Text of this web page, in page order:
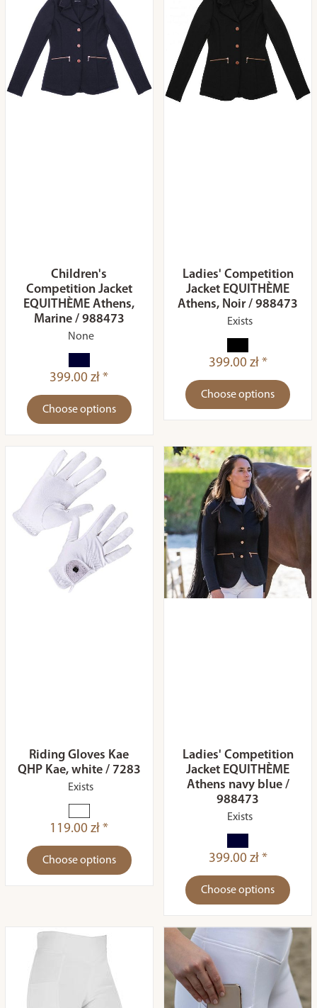
Children's
Competition Jacket
EQUITHÈME Athens,
Marine / 988473
None
399.00 zł *
Choose options
Ladies' Competition
Jacket EQUITHÈME
Athens, Noir / 988473
Exists
399.00 zł *
Choose options
Riding Gloves Kae
QHP Kae, white / 7283
Exists
119.00 zł *
Choose options
Ladies' Competition
Jacket EQUITHÈME
Athens navy blue /
988473
Exists
399.00 zł *
Choose options